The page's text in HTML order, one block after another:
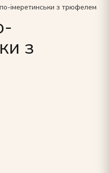
імеретинськи з трюфелем
з